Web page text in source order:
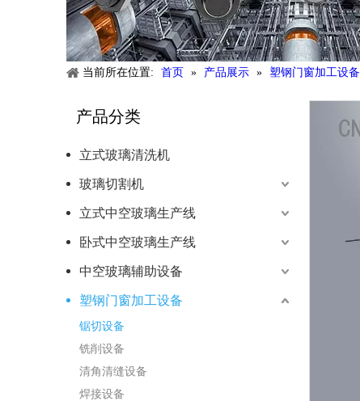
当前所在位置: 首页 » 产品展示 » 塑钢门窗加工设备
产品分类
立式玻璃清洗机
玻璃切割机
立式中空玻璃生产线
卧式中空玻璃生产线
中空玻璃辅助设备
塑钢门窗加工设备
锯切设备
铣削设备
清角清缝设备
焊接设备